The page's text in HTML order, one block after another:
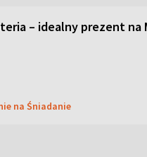
– idealny prezent na
na Śniadanie